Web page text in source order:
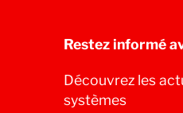
Restez informé
Découvrez les
systèmes